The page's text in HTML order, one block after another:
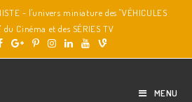
- l'univers miniature des "VÉHICULES
du Cinéma et des SÉRIES TV
MENU